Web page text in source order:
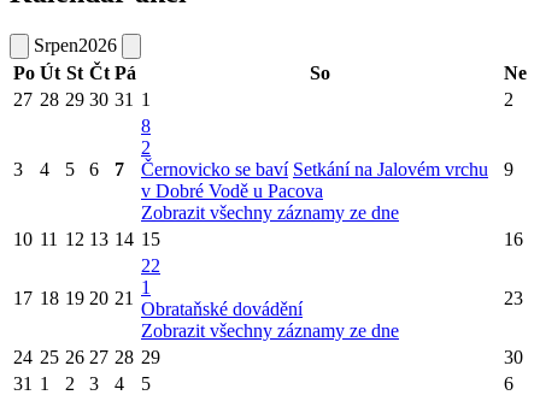
Srpen2026
Po Út St Čt Pá So
Ne
27 28 29 30 31 1 2
3 4 5 6 7
8
2
Černovicko se baví Setkání na Jalovém vrchu
v Dobré Vodě u Pacova
Zobrazit všechny záznamy ze dne
9
10 11 12 13 14 15 16
17 18 19 20 21
22
1
Obrataňské dovádění
Zobrazit všechny záznamy ze dne
23
24 25 26 27 28 29
30
31 1 2 3 4 5 6